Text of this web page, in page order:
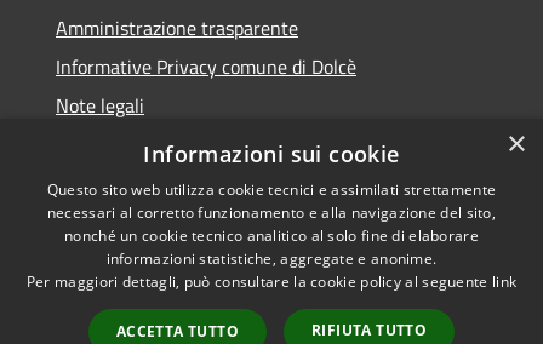
Amministrazione trasparente
Informative Privacy comune di Dolcè
Note legali
Dichiarazione di accessibilità
Accessibilità
Copyright © 2026 • Comune di
Dolcè • Powered by
Municipium•
Accesso
×
Informazioni sui cookie
Questo sito web utilizza cookie tecnici e assimilati strettamente
necessari al corretto funzionamento e alla navigazione del sito,
nonché un cookie tecnico analitico al solo fine di elaborare
informazioni statistiche, aggregate e anonime.
Per maggiori dettagli, può consultare la cookie policy al seguente link
ACCETTA TUTTO RIFIUTA TUTTO